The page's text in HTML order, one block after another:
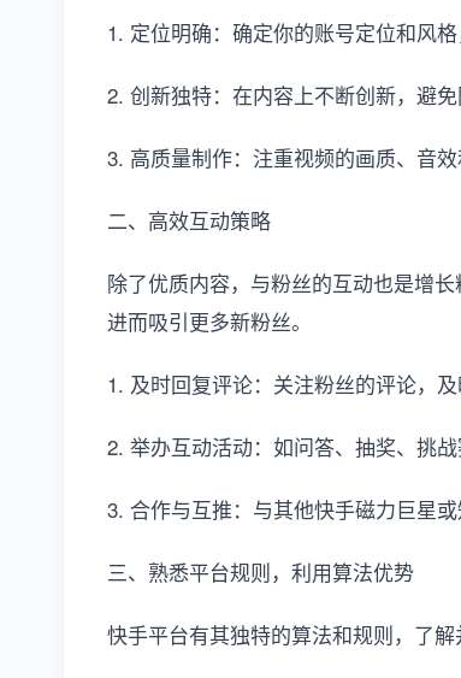
1. 定位明确：确定你的账号定位和风
2. 创新独特：在内容上不断创新，避
3. 高质量制作：注重视频的画质、音
二、高效互动策略
除了优质内容，与粉丝的互动也是增
进而吸引更多新粉丝。
1. 及时回复评论：关注粉丝的评论，
2. 举办互动活动：如问答、抽奖、挑
3. 合作与互推：与其他快手磁力巨星
三、熟悉平台规则，利用算法优势
快手平台有其独特的算法和规则，了